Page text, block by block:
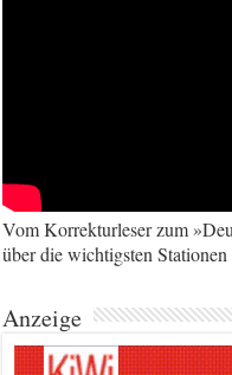
Vom Korrekturleser zum
über die wichtigsten
Anzeige